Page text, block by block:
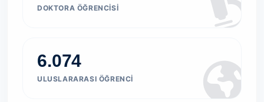
DOKTORA ÖĞRENCISI
6.074
ULUSLARARASI ÖĞRENCI